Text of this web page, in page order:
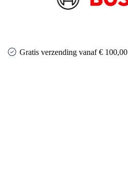
Gratis verzending vanaf € 100,00